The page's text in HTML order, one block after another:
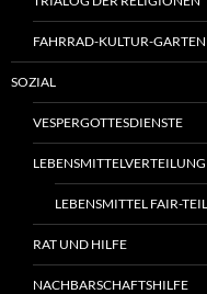
FAHRRAD-KULTUR-GARTEN
SOZIAL
VESPERGOTTESDIENSTE
LEBENSMITTELVERTEILUNG
LEBENSMITTEL FAIR-
RAT UND HILFE
NACHBARSCHAFTSHILFE